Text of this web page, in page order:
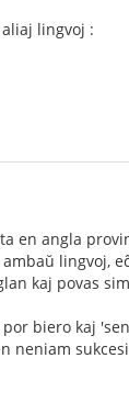
lingvoj :
en angla
lingvoj,
kaj povas
biero kaj
neniam